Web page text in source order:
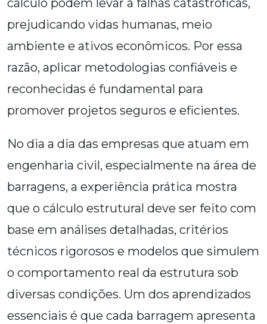
cálculo podem levar a falhas catastróficas,
prejudicando vidas humanas, meio
ambiente e ativos econômicos. Por essa
razão, aplicar metodologias confiáveis e
reconhecidas é fundamental para
promover projetos seguros e eficientes.
No dia a dia das empresas que atuam em
engenharia civil, especialmente na área de
barragens, a experiência prática mostra
que o cálculo estrutural deve ser feito com
base em análises detalhadas, critérios
técnicos rigorosos e modelos que simulem
o comportamento real da estrutura sob
diversas condições. Um dos aprendizados
essenciais é que cada barragem apresenta